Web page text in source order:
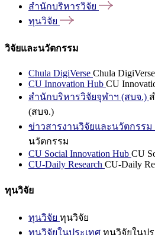
สำนักบริหารวิจัย
ทุนวิจัย
วิจัยและนวัตกรรม
Chula DigiVerse Chula DigiVerse
CU Innovation Hub CU
สำนักบริหารวิจัยจุฬาฯ (สบจ.)
(สบจ.)
ข่าวสารงานวิจัยและนวัตกรรม
นวัตกรรม
CU Social Innovation Hub CU
CU-Daily Research CU-Daily
ทุนวิจัย
ทุนวิจัย ทุนวิจัย
ทุนวิจัยในประเทศ ทุนวิจัยในปร